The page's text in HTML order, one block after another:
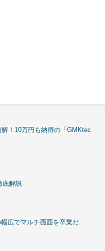
！10万円も納得の「GMKtec
底解説
広でマルチ画面を卒業だ